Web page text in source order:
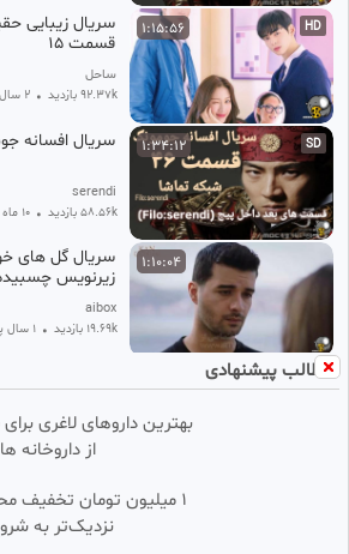
HD
1:15:56
قسمت 15
ساحل
92.37k بازدید • 2 سال پیش
SD
1:34:12 سریال افسانه
serendi
58.56k بازدید • 10 ماه پیش
1:10:04
زیرنویس
aibox
19.69k بازدید • 1 سال پیش
SD
شبکه تماشا
serendi
45.13k بازدید • 10 ماه پیش
1:06:17
قسمت ۱۱
زیرنویس فارسی
مطالب پیشنهادی
بهترین داروهای لاغری
از داروخانه
۱ میلیون تومان تخفیف
نزدیک‌تر به